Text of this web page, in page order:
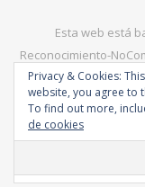
Esta web está
Reconocimiento-
Bard Tema deWP
Privacy & Cookies:
website, you agree to
To find out more,
de cookies